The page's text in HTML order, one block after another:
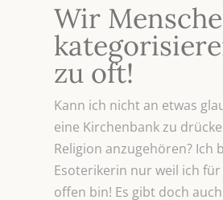
Wir
zu oft!
Kann ich nicht an etwas
eine Kirchenbank zu
Religion anzugehören? Ich
Esoterikerin nur weil ich
offen bin! Es gibt doch